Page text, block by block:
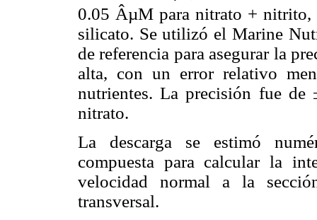
0.05 ÂµM para nitrato +
silicato. Se utilizó el Marine
de referencia para asegurar la
alta, con un error relativo
nutrientes. La precisión fue
nitrato.
La descarga se estimó
compuesta para calcular la
velocidad normal a la
transversal.